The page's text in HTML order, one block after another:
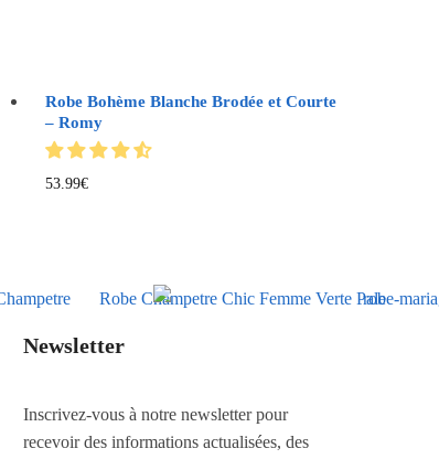
Robe Bohème Blanche Brodée et Courte
– Romy
53.99€
Newsletter
Inscrivez-vous à notre newsletter pour
recevoir des informations actualisées, des